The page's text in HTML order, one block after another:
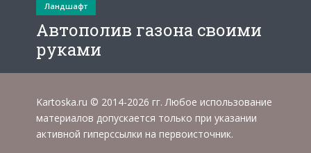
Ландшафт
Автополив газона своими
руками
Kartoska.ru © 2014-2026 гг. Любое использование
материалов допускается только при указании
активной гиперссылки на первоисточник.